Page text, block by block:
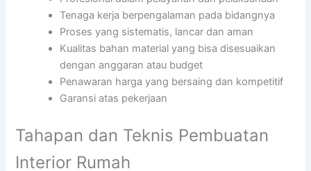
Tenaga kerja berpengalaman pada bidangnya
Proses yang sistematis, lancar dan aman
Kualitas bahan material yang bisa disesuaikan
dengan anggaran atau budget
Penawaran harga yang bersaing dan kompetitif
Garansi atas pekerjaan
Tahapan dan Teknis Pembuatan
Interior Rumah